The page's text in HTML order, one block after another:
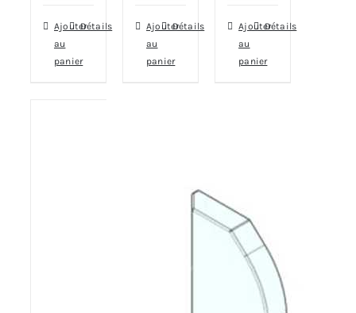
Ajouter
au
panier
Détails
Ajouter
au
panier
Détails
Ajouter
au
panier
Détails